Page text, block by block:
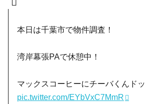
本日は千葉市で物件調査！
湾岸幕張PAで休憩中！
マックスコーヒーにチーバくんドッ
pic.twitter.com/EYbVxC7MmR